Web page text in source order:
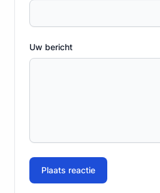
Uw bericht
Plaats reactie